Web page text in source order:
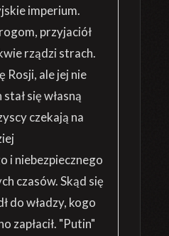
imperium.
przyjaciół
rządzi strach.
Rosji, ale jej nie
się własną
czekają na
i niebezpiecznego
czasów. Skąd się
do władzy, kogo
zapłacił. "Putin"